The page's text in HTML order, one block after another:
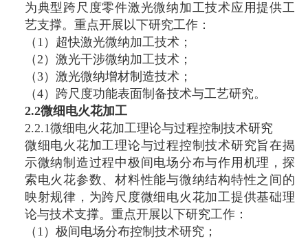
为典型跨尺度零件激光微纳加工技术应用提供工
艺支撑。重点开展以下研究工作：
（1）超快激光微纳加工技术；
（2）激光干涉微纳加工技术；
（3）激光微纳增材制造技术；
（4）跨尺度功能表面制备技术与工艺研究。
2.2微细电火花加工
2.2.1微细电火花加工理论与过程控制技术研究
微细电火花加工理论与过程控制技术研究旨在揭
示微纳制造过程中极间电场分布与作用机理，探
索电火花参数、材料性能与微纳结构特性之间的
映射规律，为跨尺度微细电火花加工提供基础理
论与技术支撑。重点开展以下研究工作：
（1）极间电场分布控制技术研究；